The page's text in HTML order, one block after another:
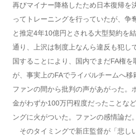
再びマイナー降格したため日本復帰を
ってトレーニングを行っていたが、争
と推定4年10億円とされる大型契約を
通り、上沢は制度上なんら違反も犯し
国することにより、国内でまだFA権を
が、事実上のFAでライバルチームへ移
ファンの間から批判の声があがった。
金がわずか100万円程度だったことな
ングに火がついた。ファンの感情論だ。
そのタイミングで新庄監督が「悲し